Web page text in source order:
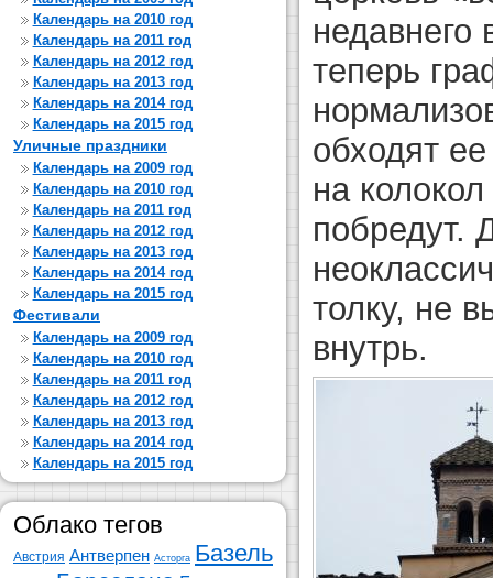
Календарь на 2010 год
Календарь на 2011 год
Календарь на 2012 год
Календарь на 2013 год
Календарь на 2014 год
Календарь на 2015 год
Уличные праздники
Календарь на 2009 год
Календарь на 2010 год
Календарь на 2011 год
Календарь на 2012 год
Календарь на 2013 год
Календарь на 2014 год
Календарь на 2015 год
Фестивали
Календарь на 2009 год
Календарь на 2010 год
Календарь на 2011 год
Календарь на 2012 год
Календарь на 2013 год
Календарь на 2014 год
Календарь на 2015 год
Облако тегов
Австрия Антверпен Асторга Базель
теперь
обходят
на
побредут.
толку, не
внутрь.